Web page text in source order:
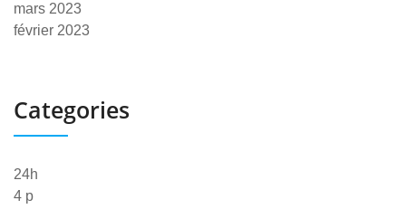
mars 2023
février 2023
Categories
24h
4 p